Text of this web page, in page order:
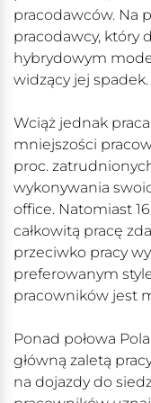
pracodawców. Na
pracodawcy, który
hybrydowym
widzący jej spadek.
Wciąż jednak
mniejszości
proc.
wykonywania
office. Natomiast
całkowitą pracę
przeciwko pracy
preferowanym
pracowników jest
Ponad połowa
główną zaletą
na dojazdy do